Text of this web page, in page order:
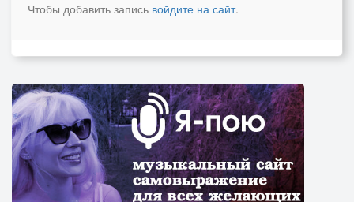
Чтобы добавить запись войдите на сайт.